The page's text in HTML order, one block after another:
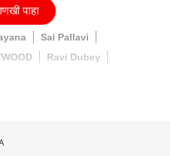
(IST)
Sai Pallavi
Ravi Dubey
पाहा